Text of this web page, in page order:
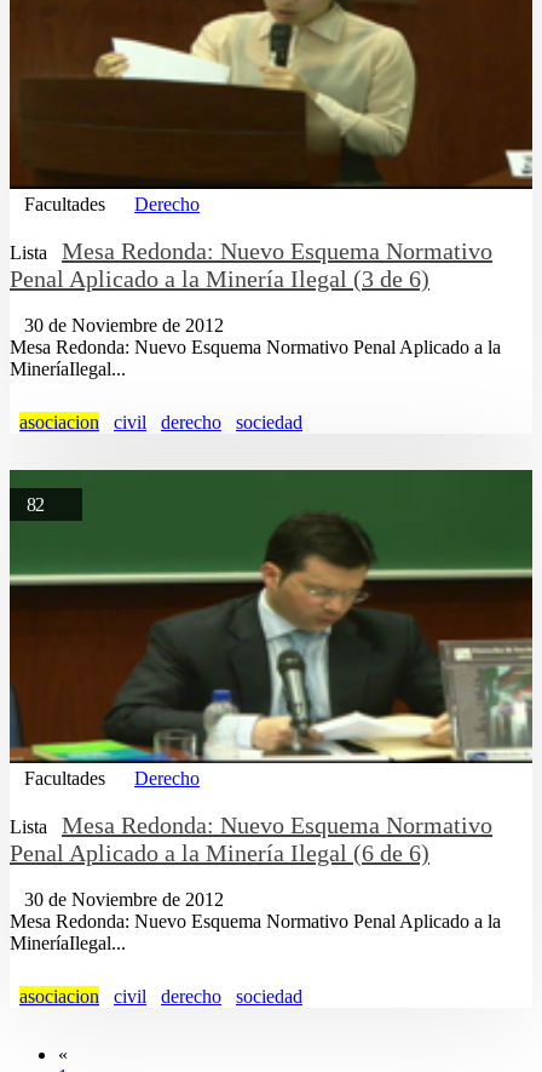
Facultades Derecho
Lista
Mesa Redonda: Nuevo Esquema Normativo
Penal Aplicado a la Minería Ilegal (3 de 6)
30 de Noviembre de 2012
Mesa Redonda: Nuevo Esquema Normativo Penal Aplicado a la
MineríaIlegal...
asociacion civil derecho sociedad
82
Facultades Derecho
Lista
Mesa Redonda: Nuevo Esquema Normativo
Penal Aplicado a la Minería Ilegal (6 de 6)
30 de Noviembre de 2012
Mesa Redonda: Nuevo Esquema Normativo Penal Aplicado a la
MineríaIlegal...
asociacion civil derecho sociedad
«